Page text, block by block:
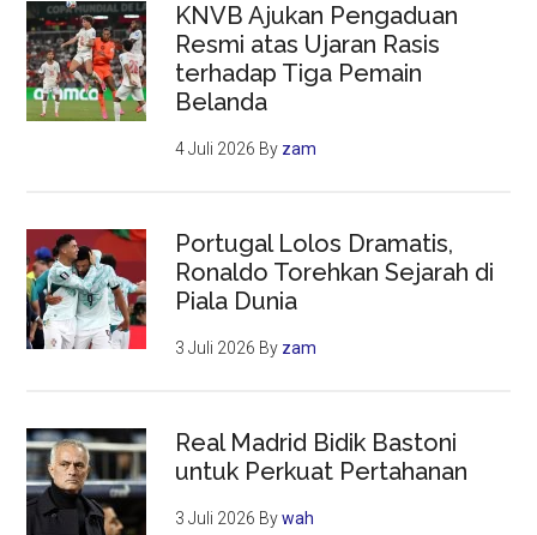
KNVB Ajukan Pengaduan
Resmi atas Ujaran Rasis
terhadap Tiga Pemain
Belanda
4 Juli 2026 By zam
Portugal Lolos Dramatis,
Ronaldo Torehkan Sejarah di
Piala Dunia
3 Juli 2026 By zam
Real Madrid Bidik Bastoni
untuk Perkuat Pertahanan
3 Juli 2026 Bywah